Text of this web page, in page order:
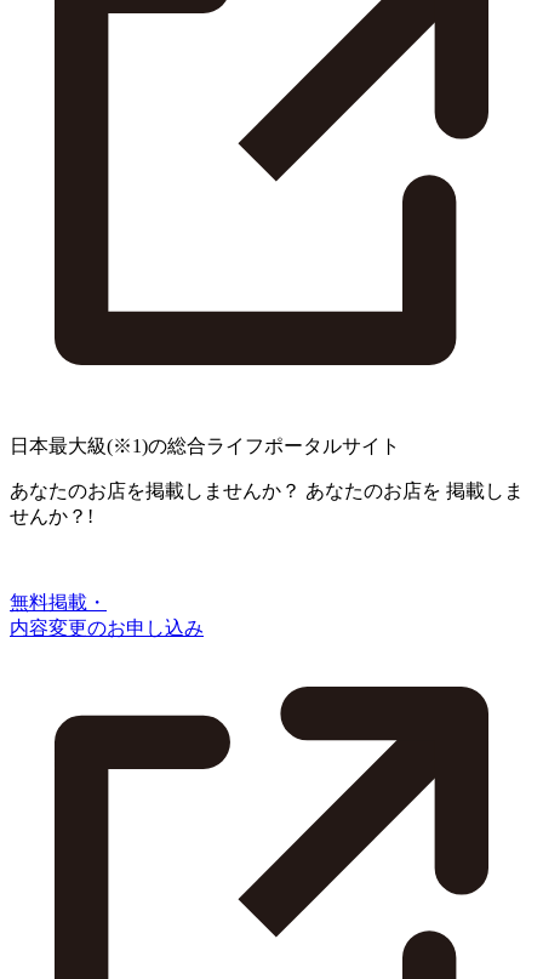
日本最大級(※1)の総合ライフポータルサイト
あなたのお店を掲載しませんか？ あなたのお店を 掲載しま
せんか？!
無料掲載・
内容変更のお申し込み